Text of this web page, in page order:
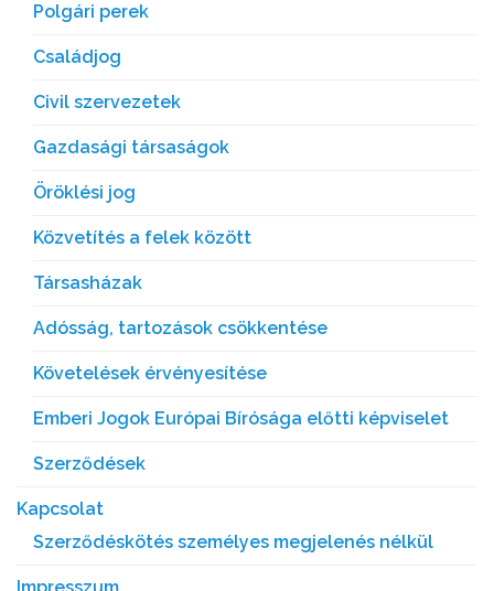
Polgári perek
Családjog
Civil szervezetek
Gazdasági társaságok
Öröklési jog
Közvetítés a felek között
Társasházak
Adósság, tartozások csökkentése
Követelések érvényesítése
Emberi Jogok Európai Bírósága előtti képviselet
Szerződések
Kapcsolat
Szerződéskötés személyes megjelenés nélkül